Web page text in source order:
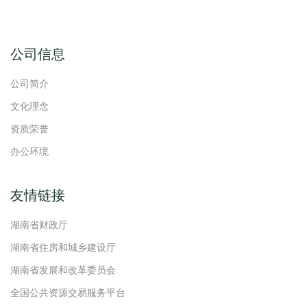
公司信息
公司简介
文化理念
资质荣誉
办公环境
友情链接
湖南省财政厅
湖南省住房和城乡建设厅
湖南省发展和改革委员会
全国公共资源交易服务平台